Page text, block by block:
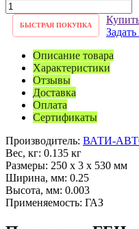
БЫСТРАЯ ПОКУПКА
Описание товара
Характеристики
Отзывы
Доставка
Оплата
Сертификаты
Производитель: ВАТИ-
Вес, кг: 0.135 кг
Размеры: 250 x 3 x 530 мм
Ширина, мм: 0.25
Высота, мм: 0.003
Применяемость: ГАЗ